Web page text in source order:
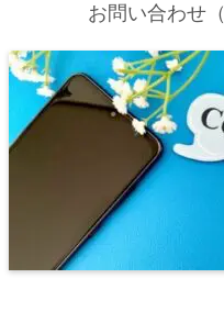
お問い合わせ